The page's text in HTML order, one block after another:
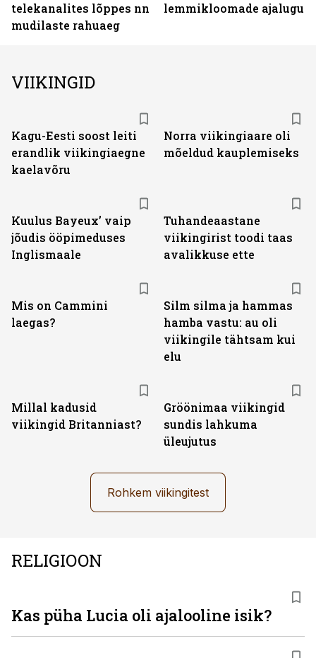
telekanalites lõppes nn
mudilaste rahuaeg
lemmikloomade ajalugu
VIIKINGID
Kagu-Eesti soost leiti
erandlik viikingiaegne
kaelavõru
Norra viikingiaare oli
mõeldud kauplemiseks
Kuulus Bayeux’ vaip
jõudis ööpimeduses
Inglismaale
Tuhandeaastane
viikingirist toodi taas
avalikkuse ette
Mis on Cammini
laegas?
Silm silma ja hammas
hamba vastu: au oli
viikingile tähtsam kui
elu
Millal kadusid
viikingid Britanniast?
Gröönimaa viikingid
sundis lahkuma
üleujutus
Rohkem viikingitest
RELIGIOON
Kas püha Lucia oli ajalooline isik?